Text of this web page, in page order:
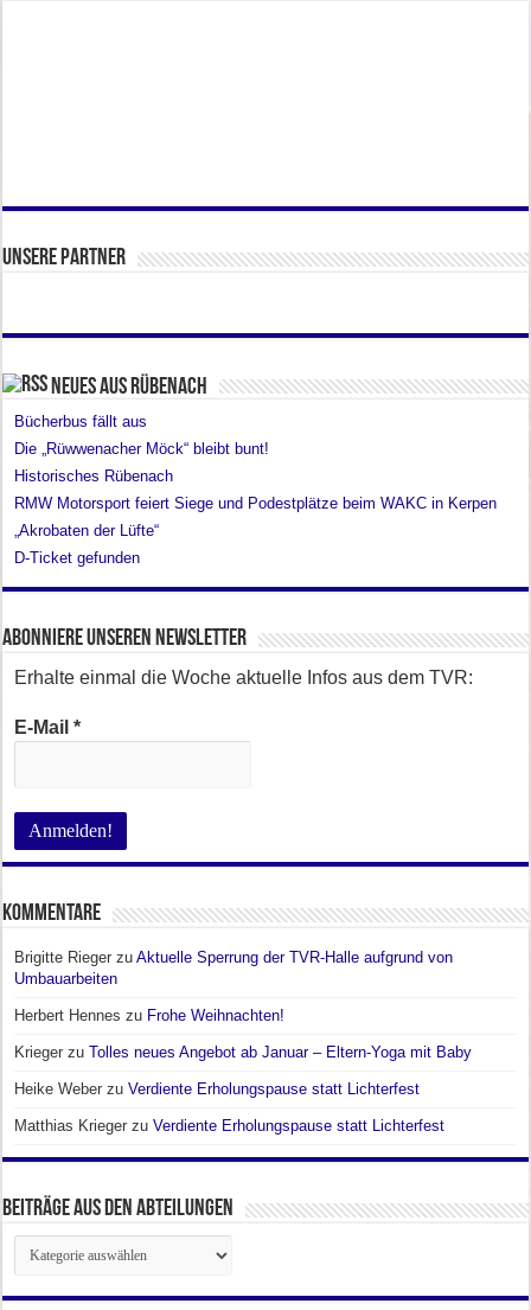
Unsere Partner
Neues aus Rübenach
Bücherbus fällt aus
Die „Rüwwenacher Möck“ bleibt bunt!
Historisches Rübenach
RMW Motorsport feiert Siege und Podestplätze beim WAKC in Kerpen
„Akrobaten der Lüfte“
D-Ticket gefunden
Abonniere unseren Newsletter
Erhalte einmal die Woche aktuelle Infos aus dem TVR:
E-Mail*
Kommentare
Brigitte Rieger zuAktuelle Sperrung der TVR-Halle aufgrund von
Umbauarbeiten
Herbert Hennes zu Frohe Weihnachten!
Krieger zuTolles neues Angebot ab Januar – Eltern-Yoga mit Baby
Heike Weber zuVerdiente Erholungspause statt Lichterfest
Matthias Krieger zuVerdiente Erholungspause statt Lichterfest
Beiträge aus den Abteilungen
Beiträge
aus
den
Abteilungen